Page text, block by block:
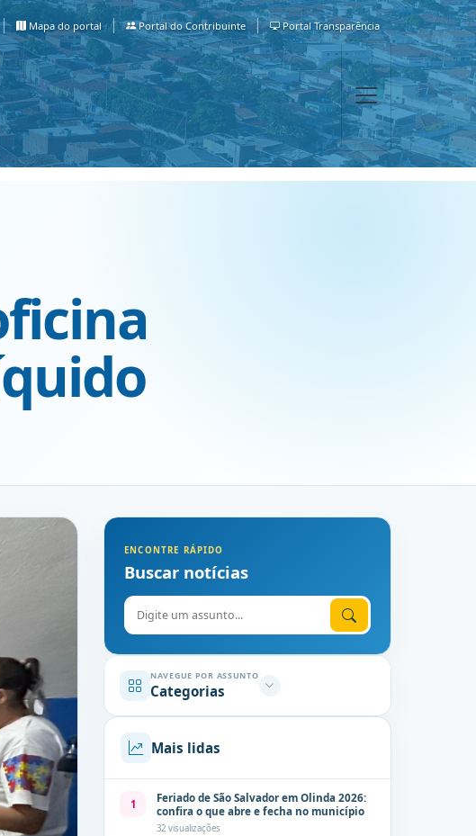
Mapa do portal Portal do Contribuinte Portal Transparência
ENCONTRE RÁPIDO
Buscar notícias
Digite o assunto
NAVEGUE POR ASSUNTO
Categorias
Mais lidas
1
Feriado de São Salvador em Olinda 2026:
confira o que abre e fecha no município
32 visualizações